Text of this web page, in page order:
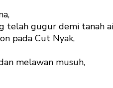
telah gugur demi tanah
pada Cut Nyak,
melawan musuh,